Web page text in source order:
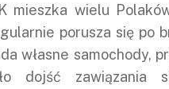
mieszka wielu
porusza się po
własne samochody,
dojść zawiązania